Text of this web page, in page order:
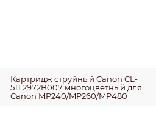
Картридж струйный Canon CL-
511 2972B007 многоцветный для
Canon MP240/MP260/MP480